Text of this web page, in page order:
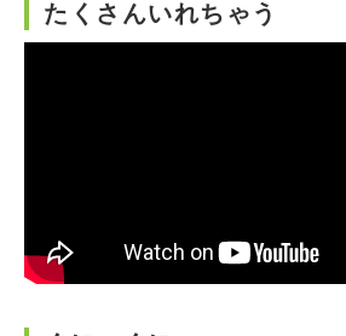
たくさんいれちゃう